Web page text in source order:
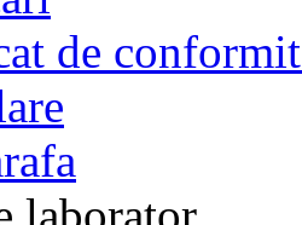
de
laborator